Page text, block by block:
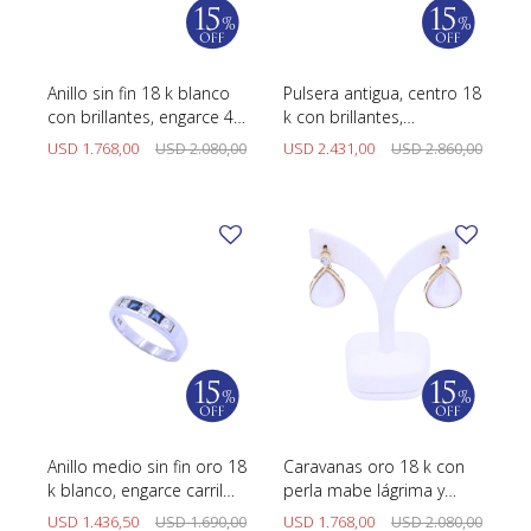
Anillo sin fin 18 k blanco
con brillantes, engarce 4
puntas.
USD 1.768,00 USD2.080,00
Pulsera antigua, centro 18
k con brillantes,
diamantes y zafiros
sintéticos.
USD 2.431,00 USD2.860,00
Anillo medio sin fin oro 18
k blanco, engarce carril
con brillantes y zafiros
USD 1.436,50 USD1.690,00
Caravanas oro 18 k con
perla mabe lágrima y
brillantes.
USD 1.768,00 USD2.080,00